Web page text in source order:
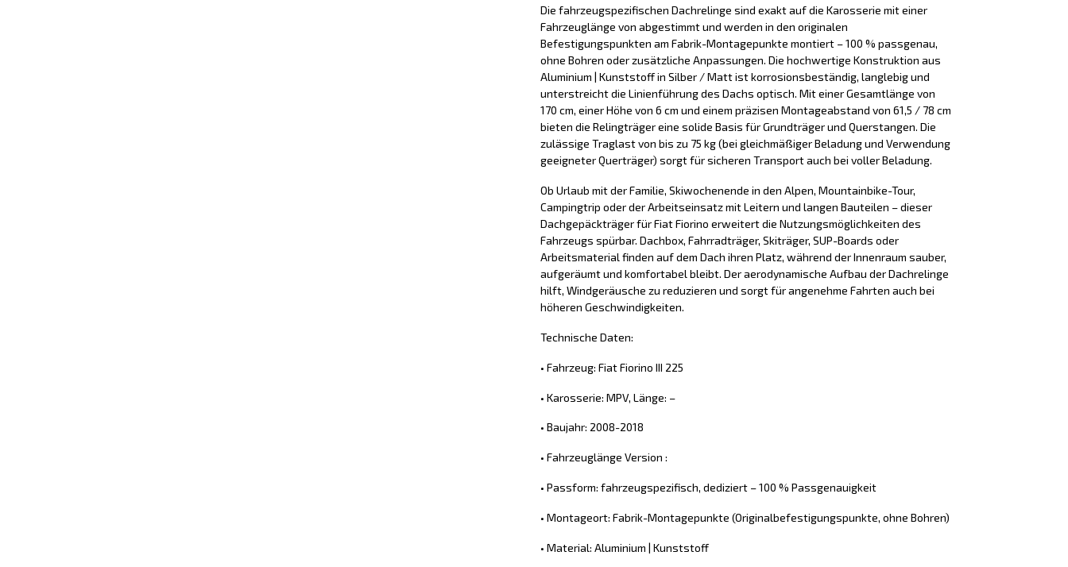
Die fahrzeugspezifischen Dachrelinge sind exakt auf die Karosserie mit einer
Fahrzeuglänge von abgestimmt und werden in den originalen
Befestigungspunkten am Fabrik-Montagepunkte montiert – 100 % passgenau,
ohne Bohren oder zusätzliche Anpassungen. Die hochwertige Konstruktion aus
Aluminium | Kunststoff in Silber / Matt ist korrosionsbeständig, langlebig und
unterstreicht die Linienführung des Dachs optisch. Mit einer Gesamtlänge von
170 cm, einer Höhe von 6 cm und einem präzisen Montageabstand von 61,5 / 78 cm
bieten die Relingträger eine solide Basis für Grundträger und Querstangen. Die
zulässige Traglast von bis zu 75 kg (bei gleichmäßiger Beladung und Verwendung
geeigneter Querträger) sorgt für sicheren Transport auch bei voller Beladung.
Ob Urlaub mit der Familie, Skiwochenende in den Alpen, Mountainbike-Tour,
Campingtrip oder der Arbeitseinsatz mit Leitern und langen Bauteilen – dieser
Dachgepäckträger für Fiat Fiorino erweitert die Nutzungsmöglichkeiten des
Fahrzeugs spürbar. Dachbox, Fahrradträger, Skiträger, SUP-Boards oder
Arbeitsmaterial finden auf dem Dach ihren Platz, während der Innenraum sauber,
aufgeräumt und komfortabel bleibt. Der aerodynamische Aufbau der Dachrelinge
hilft, Windgeräusche zu reduzieren und sorgt für angenehme Fahrten auch bei
höheren Geschwindigkeiten.
Technische Daten:
• Fahrzeug: Fiat Fiorino III 225
• Karosserie: MPV, Länge: –
• Baujahr: 2008-2018
• Fahrzeuglänge Version :
• Passform: fahrzeugspezifisch, dediziert – 100 % Passgenauigkeit
• Montageort: Fabrik-Montagepunkte (Originalbefestigungspunkte, ohne Bohren)
• Material: Aluminium | Kunststoff